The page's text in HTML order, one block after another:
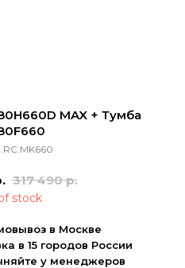
MAX + Тумба
317 490 р.
stock
в Москве
в 15 городов России
у менеджеров